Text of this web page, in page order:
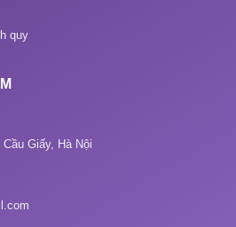
quy
Giấy, Hà Nội